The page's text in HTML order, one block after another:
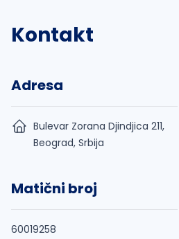
Kontakt
Adresa
Bulevar Zorana Djindjica 211,
Beograd, Srbija
Matični broj
60019258